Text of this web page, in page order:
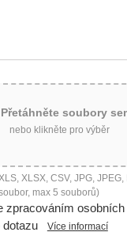
Přetáhněte soubory
nebo klikněte pro výběr
XLSX, CSV, JPG, JPEG,
max 5 souborů)
zpracováním osobních
Více informací